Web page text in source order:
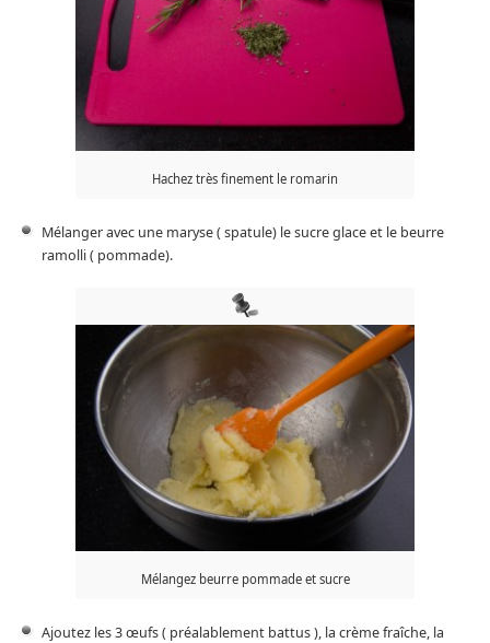
Hachez très finement le romarin
Mélanger avec une maryse ( spatule) le sucre glace et le beurre
ramolli ( pommade).
Mélangez beurre pommade et sucre
Ajoutez les 3 œufs ( préalablement battus ), la crème fraîche, la